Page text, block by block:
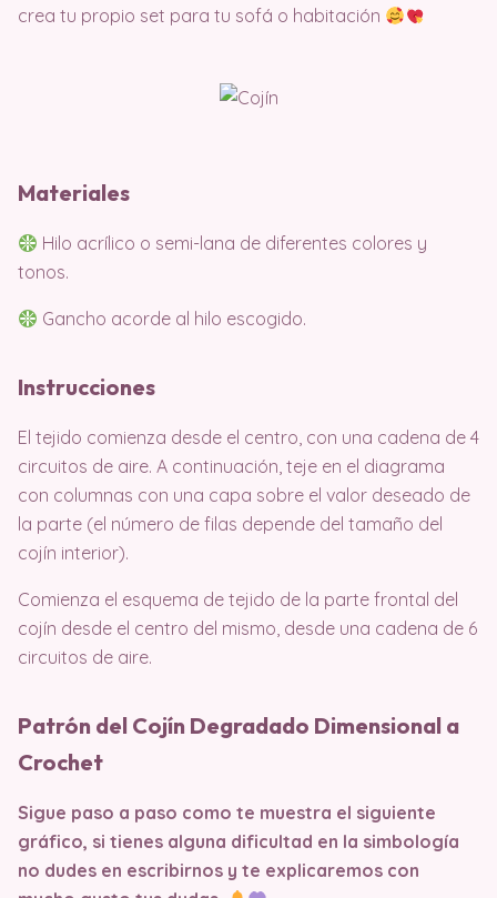
crea tu propio set para tu sofá o habitación
Materiales
Hilo acrílico o semi-lana de diferentes colores y
tonos.
Gancho acorde al hilo escogido.
Instrucciones
El tejido comienza desde el centro, con una cadena de 4
circuitos de aire. A continuación, teje en el diagrama
con columnas con una capa sobre el valor deseado de
la parte (el número de filas depende del tamaño del
cojín interior).
Comienza el esquema de tejido de la parte frontal del
cojín desde el centro del mismo, desde una cadena de 6
circuitos de aire.
Patrón del Cojín Degradado Dimensional a
Crochet
Sigue paso a paso como te muestra el siguiente
gráfico, si tienes alguna dificultad en la simbología
no dudes en escribirnos y te explicaremos con